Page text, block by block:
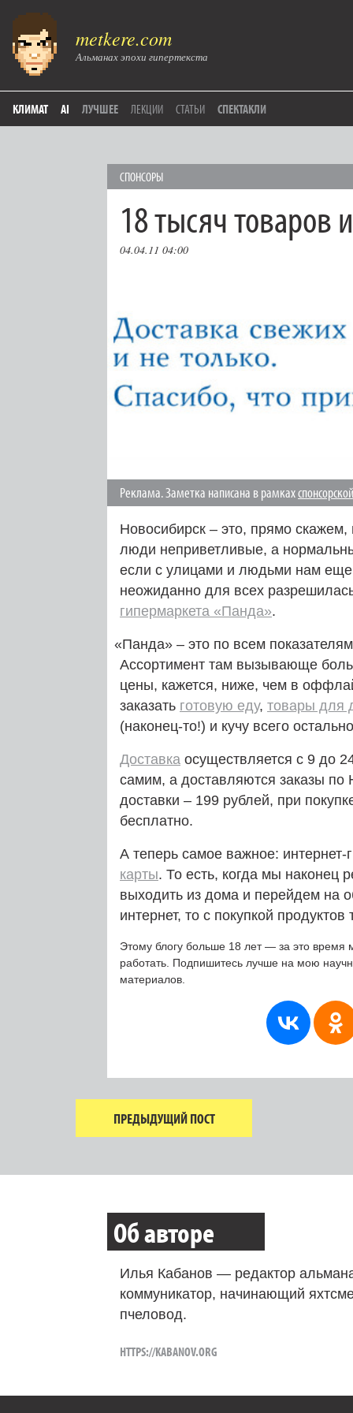
metkere.com
Альманах эпохи гипертекста
КЛИМАТ AI ЛУЧШЕЕ ЛЕКЦИИ СТАТЬИ СПЕКТАКЛИ
СПОНСОРЫ
18 тысяч товаров
04.04.11 04:00
Реклама. Заметка написана в рамках
Новосибирск – это, прямо
люди неприветливые, а
если с улицами и людьми нам еще
неожиданно для всех
гипермаркета «Панда».
«Панда» – это по всем
Ассортимент там вызывающе
цены, кажется, ниже, чем в
заказать готовую еду, товары для
(наконец-то!) и кучу всего
Доставка осуществляется с 9 до
самим, а доставляются заказы по
доставки – 199 рублей, при
бесплатно.
А теперь самое важное:
карты. То есть, когда мы наконец
выходить из дома и перейдем на
интернет, то с покупкой
Этому блогу больше 18 лет — за это время
работать. Подпишитесь лучше на мою
материалов.
ПРЕДЫДУЩИЙ ПОСТ
Об авторе
Илья Кабанов — редактор
коммуникатор, начинающий
пчеловод.
HTTPS://KABANOV.ORG